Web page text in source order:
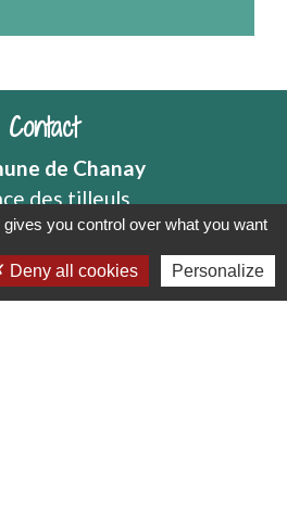
Contact
de Chanay
des tilleuls
- FRANCE
par formulaire
you control over what you want
Deny all cookies Personalize